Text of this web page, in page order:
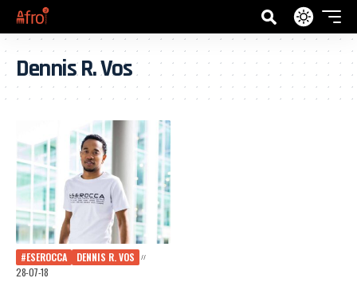
Dennis R. Vos
#ESEROCCA
DENNIS R. VOS
28-07-18